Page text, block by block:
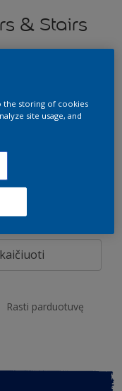
& Stairs
Pakeisti spalvą
2.5 L
Rasti parduotuvę
the storing of cookies
site usage, and